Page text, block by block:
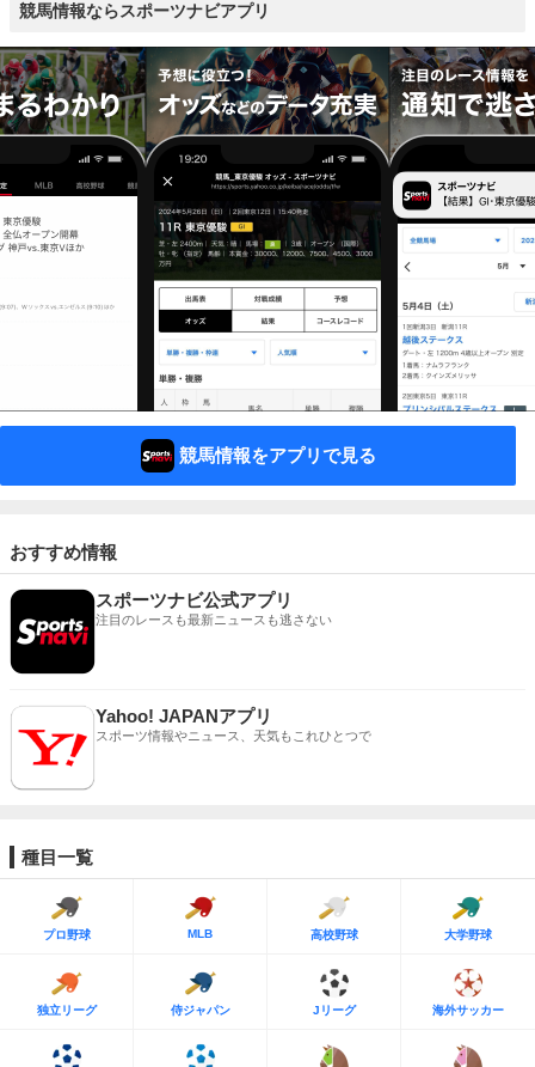
競馬情報ならスポーツナビアプリ
競馬情報をアプリで見る
おすすめ情報
スポーツナビ公式アプリ
注目のレースも最新ニュースも逃さない
Yahoo! JAPANアプリ
スポーツ情報やニュース、天気もこれひとつで
種目一覧
プロ野球 MLB 高校野球 大学野球
独立リーグ 侍ジャパン Jリーグ 海外サッカー